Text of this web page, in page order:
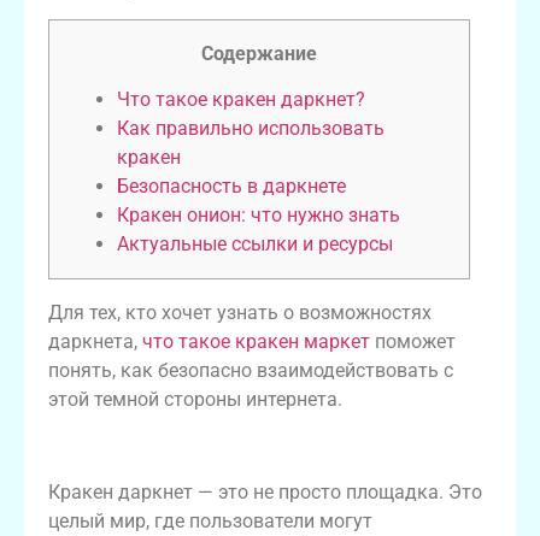
Содержание
Что такое кракен даркнет?
Как правильно использовать
кракен
Безопасность в даркнете
Кракен онион: что нужно знать
Актуальные ссылки и ресурсы
Для тех, кто хочет узнать о возможностях
даркнета, что такое кракен маркет поможет
понять, как безопасно взаимодействовать с
этой темной стороны интернета.
Кракен даркнет — это не просто площадка. Это
целый мир, где пользователи могут